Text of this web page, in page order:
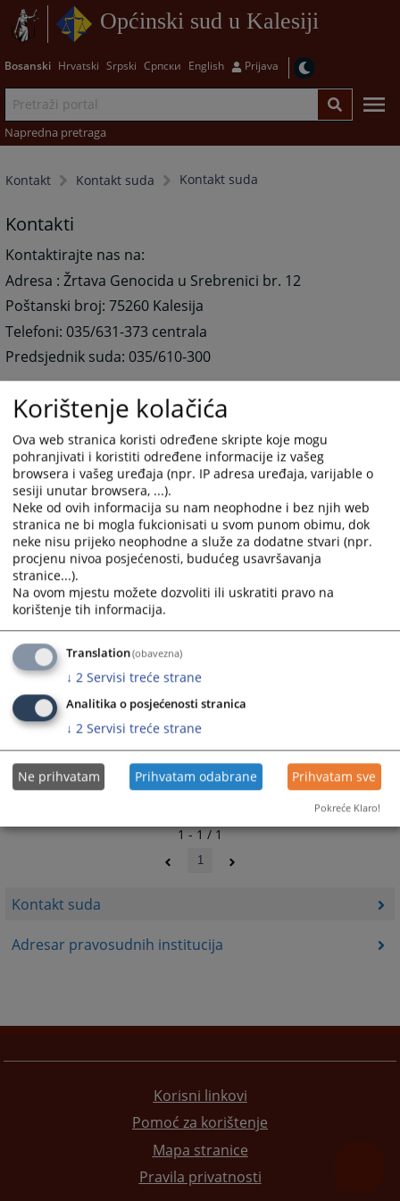
Općinski sud u Kalesiji
Bosanski Hrvatski Srpski Српски English Prijava
Napredna pretraga
Kontakt Kontakt suda Kontakt suda
Kontakt suda
Adresar pravosudnih institucija
Kontakti
Kontaktirajte nas na:
Adresa : Žrtava Genocida u Srebrenici br. 12
Poštanski broj: 75260 Kalesija
Telefoni: 035/631-373 centrala
Predsjednik suda: 035/610-300
Fax: 035/610-301
E-mail za sve zaposlene u Općinskom sudu u Kalesiji
(sudovima u BiH):
ime.prezime@pravosudje.ba
npr.adnan.karic@pravosudje.ba
7005PREGLEDA
1 - 1 / 1
1
Korisni linkovi
Pomoć za korištenje
Mapa stranice
Pravila privatnosti
Korištenje kolačića
Ova web stranica koristi određene skripte koje mogu
pohranjivati i koristiti određene informacije iz vašeg
browsera i vašeg uređaja (npr. IP adresa uređaja, varijable o
sesiji unutar browsera, ...).
Neke od ovih informacija su nam neophodne i bez njih web
stranica ne bi mogla fukcionisati u svom punom obimu, dok
neke nisu prijeko neophodne a služe za dodatne stvari (npr.
procjenu nivoa posjećenosti, budućeg usavršavanja
stranice...).
Na ovom mjestu možete dozvoliti ili uskratiti pravo na
korištenje tih informacija.
Translation(obavezna)
↓ 2 Servisi treće strane
Analitika o posjećenosti stranica
↓ 2 Servisi treće strane
Ne prihvatam Prihvatam odabrane Prihvatam sve
Pokreće Klaro!